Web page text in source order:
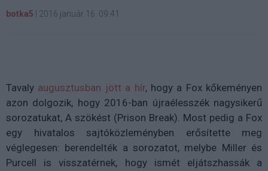
botka5 2016 január 16. 09:41
Tavaly augusztusban jött a hír, hogy a Fox kőkeményen
azon dolgozik, hogy 2016-ban újraélesszék nagysikerű
sorozatukat, A szökést (Prison Break). Most pedig a Fox
egy hivatalos sajtóközleményben erősítette meg
véglegesen: berendelték a sorozatot, melybe Miller és
Purcell is visszatérnek, hogy ismét eljátszhassák a